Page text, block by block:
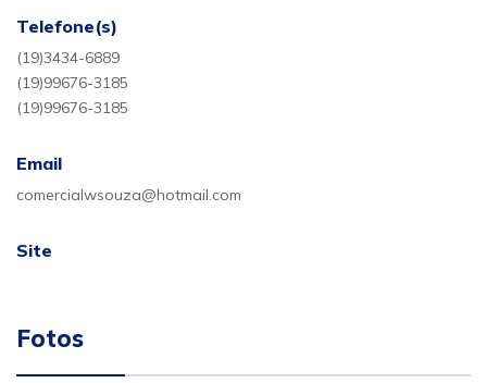
Telefone(s)
(19)3434-6889
(19)99676-3185
(19)99676-3185
Email
comercialwsouza@hotmail.com
Site
Fotos